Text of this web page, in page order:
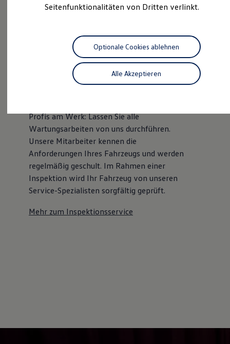
Unser Ansatz
Reichweitensimulator
Ladezeitensimulator
Ladelösungen für Privatkunden
Ladelösungen für Gewerbekunden
Wallbox und Ladekabel
Bidirektionales Laden
Fördermöglichkeiten für Gewerbekunden
Kostensimulator
Autonomes Fahren
Mehr zum ID. Buzz
Online Beratung
California Welt
California Club
California Magazin & Ratgeber
Vanlife
Ratgeber
California Reisen & Erlebnisse
Profis am Werk: Lassen Sie alle
Wartungsarbeiten von uns durchführen.
Unsere Mitarbeiter kennen die
Anforderungen Ihres Fahrzeugs und werden
regelmäßig geschult. Im Rahmen einer
Inspektion wird Ihr Fahrzeug von unseren
Service-Spezialisten sorgfältig geprüft.
Mehr zum Inspektionsservice
Seitenfunktionalitäten von Dritten verlinkt.
Alle Akzeptieren
Optionale Cookies ablehnen